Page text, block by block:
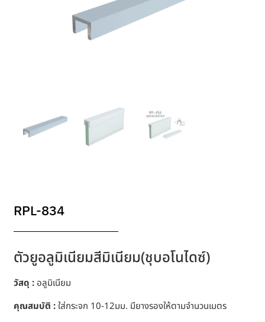
RPL-834
ตัวยูอลูมิเนียมสีมิเนียม(ชุบอโนไดซ์)
วัสดุ : อลูมิเนียม
คุณสมบัติ :ใส่กระจก 10-12มม. มียางรองให้ตามจำนวนเมตร